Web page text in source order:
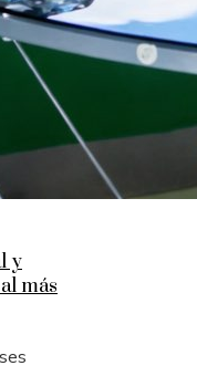
y
más